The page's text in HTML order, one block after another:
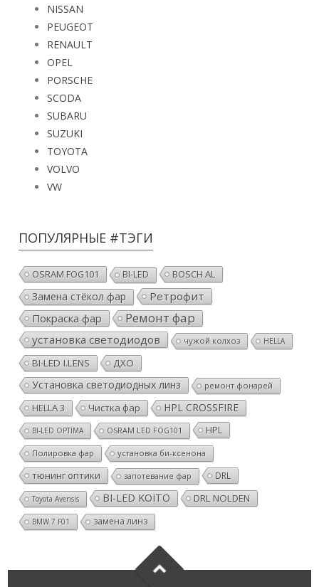
NISSAN
PEUGEOT
RENAULT
OPEL
PORSCHE
SCODA
SUBARU
SUZUKI
TOYOTA
VOLVO
VW
ПОПУЛЯРНЫЕ #ТЭГИ
OSRAM FOG101 BI-LED BOSCH AL
Замена стёкол фар
Ретрофит
Покраска фар
Ремонт фар
установка светодиодов чужой колхоз HELLA
BI-LED I.LENS ДХО
Установка светодиодных линз ремонт фонарей
HELLA 3 Чистка фар HPL CROSSFIRE
BI-LED OPTIMA OSRAM LED FOG101 HPL
Полировка фар установка би-ксенона
тюнинг оптики запотевание фар DRL
Toyota Avensis BI-LED KOITO DRL NOLDEN
BMW 7 F01 замена линз